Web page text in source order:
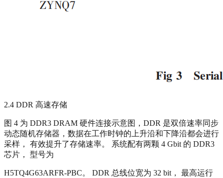
2.4 DDR 高速存储
图 4 为 DDR3 DRAM 硬件连接示意图，DDR 是双倍速率同步
动态随机存储器，数据在工作时钟的上升沿和下降沿都会进行
采样， 有效提升了存储速率。 系统配有两颗 4 Gbit 的 DDR3
芯片， 型号为
H5TQ4G63ARFR-PBC。 DDR 总线位宽为 32 bit， 最高运行